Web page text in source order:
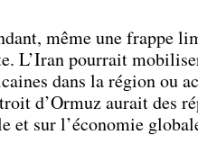
même une frappe
L’Iran pourrait
dans la région ou
d’Ormuz aurait des
et sur l’économie